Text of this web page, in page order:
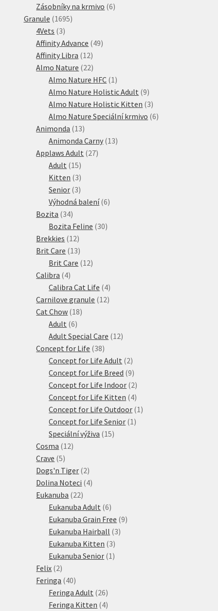
produkty
Zásobníky na krmivo 66
Granule 16951695
4Vets 33
produkty
Affinity Advance 4949
Affinity Libra 1212
produktů
Almo Nature 2222
produktů
Almo Nature HFC 11
produkt
Almo Nature Holistic Adult 99
produktů
Almo Nature Holistic Kitten 33
produkty
Almo Nature Speciální krmivo 66
Animonda 1313
produktů
Animonda Carny 1313
Applaws Adult 2727
Adult 1515
produktů
Kitten 33
produkty
Senior 33
produkty
Výhodná balení 66
Bozita 3434
produktů
Bozita Feline 3030
Brekkies 1212
produktů
Brit Care 1313
produktů
Brit Care 1212
Calibra 44
produkty
Calibra Cat Life 44
produkty
Carnilove granule 1212
Cat Chow 1818
Adult 66
produktů
Adult Special Care 1212
Concept for Life 3838
produktů
Concept for Life Adult 22
produkty
Concept for Life Breed 99
produktů
Concept for Life Indoor 22
produkty
Concept for Life Kitten 44
produkty
Concept for Life Outdoor 11
Concept for Life Senior 11
Speciální výživa 1515
Cosma 1212
Crave 55
produktů
Dogs'n Tiger 22
produkty
Dolina Noteci 44
Eukanuba 2222
produktů
Eukanuba Adult 66
produktů
Eukanuba Grain Free 99
Eukanuba Hairball 33
Eukanuba Kitten 33
produkty
Eukanuba Senior 11
Felix 22
produkty
Feringa 4040
produktů
Feringa Adult 2626
produktů
Feringa Kitten 44